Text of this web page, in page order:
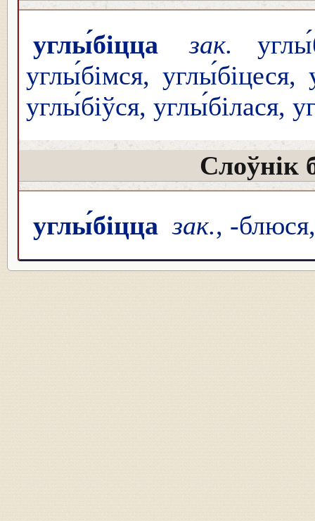
углы́біцца зак.
углы́бімся,
углы́біўся, углы́білася,
Слоўнік
углы́біцца зак., -